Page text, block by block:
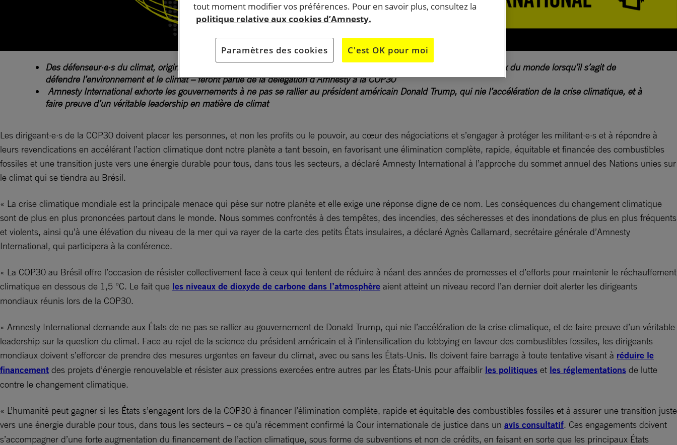
Des défenseur·e·s du climat, originaires du Brésil, d’Équateur, du Paraguay et du Pérou – pays parmi les plus dangereux du monde lorsqu’il s’agit de
défendre l’environnement et le climat – feront partie de la délégation d’Amnesty à la COP30
Amnesty International exhorte les gouvernements à ne pas se rallier au président américain Donald Trump, qui nie l’accélération de la crise climatique, et à
faire preuve d’un véritable leadership en matière de climat
Les dirigeant·e·s de la COP30 doivent placer les personnes, et non les profits ou le pouvoir, au cœur des négociations et s’engager à protéger les militant·e·s et à répondre à
leurs revendications en accélérant l’action climatique dont notre planète a tant besoin, en favorisant une élimination complète, rapide, équitable et financée des combustibles
fossiles et une transition juste vers une énergie durable pour tous, dans tous les secteurs, a déclaré Amnesty International à l’approche du sommet annuel des Nations unies sur
le climat qui se tiendra au Brésil.
« La crise climatique mondiale est la principale menace qui pèse sur notre planète et elle exige une réponse digne de ce nom. Les conséquences du changement climatique
sont de plus en plus prononcées partout dans le monde. Nous sommes confrontés à des tempêtes, des incendies, des sécheresses et des inondations de plus en plus fréquents
et violents, ainsi qu’à une élévation du niveau de la mer qui va rayer de la carte des petits États insulaires, a déclaré Agnès Callamard, secrétaire générale d’Amnesty
International, qui participera à la conférence.
« La COP30 au Brésil offre l’occasion de résister collectivement face à ceux qui tentent de réduire à néant des années de promesses et d’efforts pour maintenir le réchauffement
climatique en dessous de 1,5 °C. Le fait que les niveaux de dioxyde de carbone dans l’atmosphère aient atteint un niveau record l’an dernier doit alerter les dirigeants
mondiaux réunis lors de la COP30.
« Amnesty International demande aux États de ne pas se rallier au gouvernement de Donald Trump, qui nie l’accélération de la crise climatique, et de faire preuve d’un véritable
leadership sur la question du climat. Face au rejet de la science du président américain et à l’intensification du lobbying en faveur des combustibles fossiles, les dirigeants
mondiaux doivent s’efforcer de prendre des mesures urgentes en faveur du climat, avec ou sans les États-Unis. Ils doivent faire barrage à toute tentative visant à réduire le
financement des projets d’énergie renouvelable et résister aux pressions exercées entre autres par les États-Unis pour affaiblir les politiques et les réglementations de lutte
contre le changement climatique.
« L’humanité peut gagner si les États s’engagent lors de la COP30 à financer l’élimination complète, rapide et équitable des combustibles fossiles et à assurer une transition juste
vers une énergie durable pour tous, dans tous les secteurs – ce qu’a récemment confirmé la Cour internationale de justice dans un avis consultatif. Ces engagements doivent
s’accompagner d’une forte augmentation du financement de l’action climatique, sous forme de subventions et non de crédits, en faisant en sorte que les principaux États
tout moment modifier vos préférences. Pour en savoir plus, consultez la
politique relative aux cookies d’Amnesty.
Paramètres des cookies C'est OK pour moi